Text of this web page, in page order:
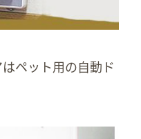
ペット用の自動ド